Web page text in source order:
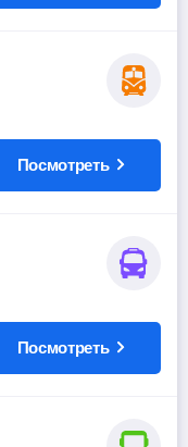
Посмотреть
Посмотреть